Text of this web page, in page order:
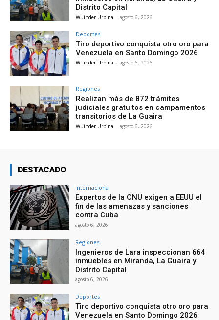
Distrito Capital
Wuinder Urbina - agosto 6, 2026
Deportes
Tiro deportivo conquista otro oro para
Venezuela en Santo Domingo 2026
Wuinder Urbina - agosto 6, 2026
Regiones
Realizan más de 872 trámites
judiciales gratuitos en campamentos
transitorios de La Guaira
Wuinder Urbina - agosto 6, 2026
DESTACADO
Internacional
Expertos de la ONU exigen a EEUU el
fin de las amenazas y sanciones
contra Cuba
agosto 6, 2026
Regiones
Ingenieros de Lara inspeccionan 664
inmuebles en Miranda, La Guaira y
Distrito Capital
agosto 6, 2026
Deportes
Tiro deportivo conquista otro oro para
Venezuela en Santo Domingo 2026